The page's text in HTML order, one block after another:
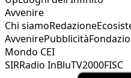
Avvenire
Chi siamoRedazione
AvvenirePubblicità
Mondo CEI
SIRRadio InBluTV2000FISC